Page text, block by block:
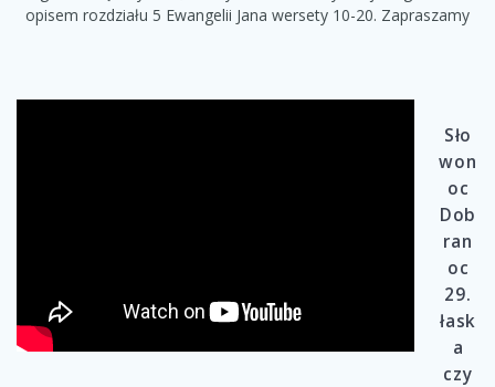
opisem rozdziału 5 Ewangelii Jana wersety 10-20. Zapraszamy
Sło
won
oc
Dob
ran
oc
29.
łask
a
czy